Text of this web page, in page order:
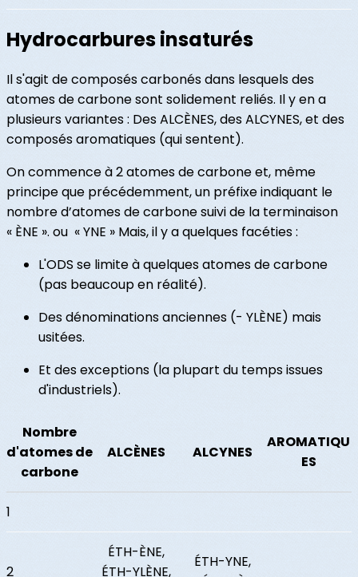
Hydrocarbures insaturés
Il s'agit de composés carbonés dans lesquels des
atomes de carbone sont solidement reliés. Il y en a
plusieurs variantes : Des ALCÈNES, des ALCYNES, et des
composés aromatiques (qui sentent).
On commence à 2 atomes de carbone et, même
principe que précédemment, un préfixe indiquant le
nombre d’atomes de carbone suivi de la terminaison
« ÈNE ». ou « YNE » Mais, il y a quelques facéties :
L'ODS se limite à quelques atomes de carbone
(pas beaucoup en réalité).
Des dénominations anciennes (- YLÈNE) mais
usitées.
Et des exceptions (la plupart du temps issues
d'industriels).
Nombre
d'atomes de
carbone
ALCÈNES ALCYNES
AROMATIQU
ES
1
2
ÉTH-ÈNE,
ÉTH-YLÈNE,
ÉTH-YNE,